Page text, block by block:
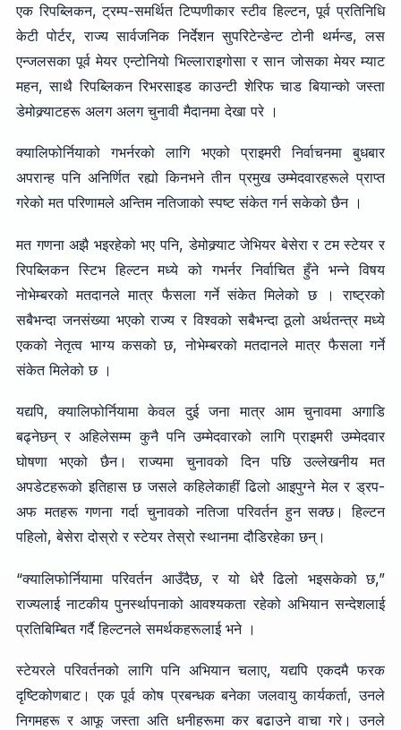
एक रिपब्लिकन, ट्रम्प-समर्थित टिप्पणीकार स्टीव हिल्टन, पूर्व प्रतिनिधि
केटी पोर्टर, राज्य सार्वजनिक निर्देशन सुपरिटेन्डेन्ट टोनी थर्मन्ड, लस
एन्जलसका पूर्व मेयर एन्टोनियो भिल्लाराइगोसा र सान जोसका मेयर म्याट
महन, साथै रिपब्लिकन रिभरसाइड काउन्टी शेरिफ चाड बियान्को जस्ता
डेमोक्र्याटहरू अलग अलग चुनावी मैदानमा देखा परे ।
क्यालिफोर्नियाको गभर्नरको लागि भएको प्राइमरी निर्वाचनमा बुधबार
अपरान्ह पनि अनिर्णित रह्यो किनभने तीन प्रमुख उम्मेदवारहरूले प्राप्त
गरेको मत परिणामले अन्तिम नतिजाको स्पष्ट संकेत गर्न सकेको छैन ।
मत गणना अझै भइरहेको भए पनि, डेमोक्र्याट जेभियर बेसेरा र टम स्टेयर र
रिपब्लिकन स्टिभ हिल्टन मध्ये को गभर्नर निर्वाचित हुँने भन्ने विषय
नोभेम्बरको मतदानले मात्र फैसला गर्ने संकेत मिलेको छ । राष्ट्रको
सबैभन्दा जनसंख्या भएको राज्य र विश्वको सबैभन्दा ठूलो अर्थतन्त्र मध्ये
एकको नेतृत्व भाग्य कसको छ, नोभेम्बरको मतदानले मात्र फैसला गर्ने
संकेत मिलेको छ ।
यद्यपि, क्यालिफोर्नियामा केवल दुई जना मात्र आम चुनावमा अगाडि
बढ्नेछन् र अहिलेसम्म कुनै पनि उम्मेदवारको लागि प्राइमरी उम्मेदवार
घोषणा भएको छैन। राज्यमा चुनावको दिन पछि उल्लेखनीय मत
अपडेटहरूको इतिहास छ जसले कहिलेकाहीं ढिलो आइपुग्ने मेल र ड्रप-
अफ मतहरू गणना गर्दा चुनावको नतिजा परिवर्तन हुन सक्छ। हिल्टन
पहिलो, बेसेरा दोस्रो र स्टेयर तेस्रो स्थानमा दौडिरहेका छन्।
“क्यालिफोर्नियामा परिवर्तन आउँदैछ, र यो धेरै ढिलो भइसकेको छ,”
राज्यलाई नाटकीय पुनर्स्थापनाको आवश्यकता रहेको अभियान सन्देशलाई
प्रतिबिम्बित गर्दै हिल्टनले समर्थकहरूलाई भने ।
स्टेयरले परिवर्तनको लागि पनि अभियान चलाए, यद्यपि एकदमै फरक
दृष्टिकोणबाट। एक पूर्व कोष प्रबन्धक बनेका जलवायु कार्यकर्ता, उनले
निगमहरू र आफू जस्ता अति धनीहरूमा कर बढाउने वाचा गरे। उनले